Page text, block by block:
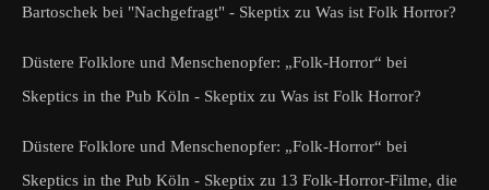
Bartoschek bei "Nachgefragt" - Skeptix zu Was ist Folk Horror?
Düstere Folklore und Menschenopfer: „Folk-Horror“ bei
Skeptics in the Pub Köln - Skeptix zu Was ist Folk Horror?
Düstere Folklore und Menschenopfer: „Folk-Horror“ bei
Skeptics in the Pub Köln - Skeptix zu 13 Folk-Horror-Filme, die